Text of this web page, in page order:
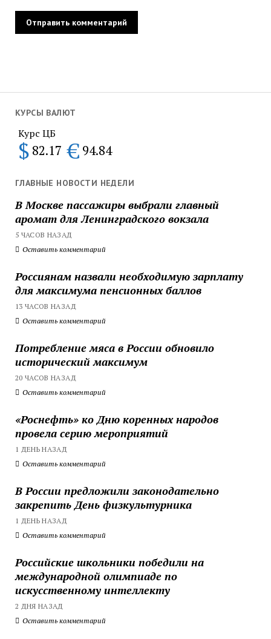
КУРСЫ ВАЛЮТ
Курс ЦБ
$ 82.17 € 94.84
ГЛАВНЫЕ НОВОСТИ НЕДЕЛИ
В Москве пассажиры выбрали главный
аромат для Ленинградского вокзала
5 ЧАСОВ НАЗАД
Оставить комментарий
Россиянам назвали необходимую зарплату
для максимума пенсионных баллов
13 ЧАСОВ НАЗАД
Оставить комментарий
Потребление мяса в России обновило
исторический максимум
20 ЧАСОВ НАЗАД
Оставить комментарий
«Роснефть» ко Дню коренных народов
провела серию мероприятий
1 ДЕНЬ НАЗАД
Оставить комментарий
В России предложили законодательно
закрепить День физкультурника
1 ДЕНЬ НАЗАД
Оставить комментарий
Российские школьники победили на
международной олимпиаде по
искусственному интеллекту
2 ДНЯ НАЗАД
Оставить комментарий